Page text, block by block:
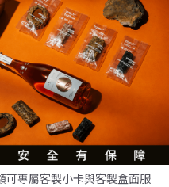
專屬客製小卡與客製盒面服